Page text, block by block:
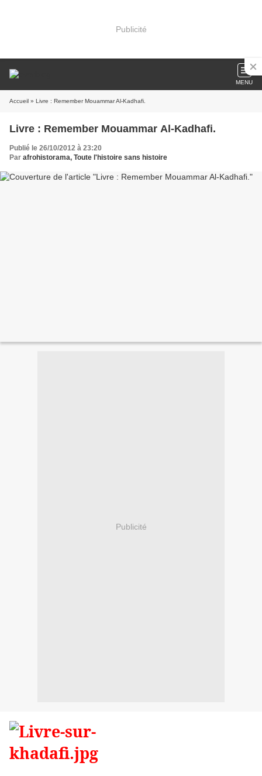
Publicité
MENU
Accueil » Livre : Remember Mouammar Al-Kadhafi.
Livre : Remember Mouammar Al-Kadhafi.
Publié le 26/10/2012 à 23:20
Par afrohistorama, Toute l'histoire sans histoire
Publicité